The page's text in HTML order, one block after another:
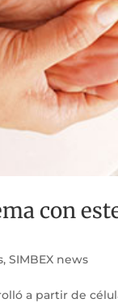
con
,SIMBEX news
a partir de